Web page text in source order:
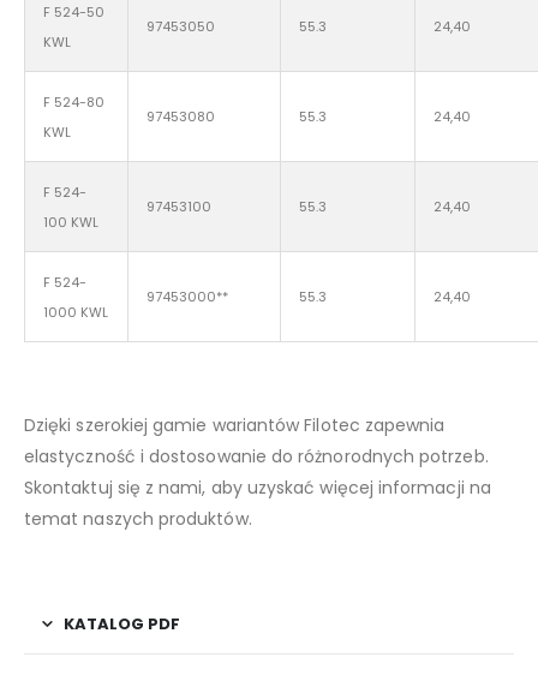
F 524-50
KWL
97453050 55.3 24,40
F 524-80
KWL
97453080 55.3 24,40
F 524-
100 KWL
97453100 55.3 24,40
F 524-
1000 KWL
97453000** 55.3 24,40
Dzięki szerokiej gamie wariantów Filotec zapewnia
elastyczność i dostosowanie do różnorodnych potrzeb.
Skontaktuj się z nami, aby uzyskać więcej informacji na
temat naszych produktów.
KATALOG PDF